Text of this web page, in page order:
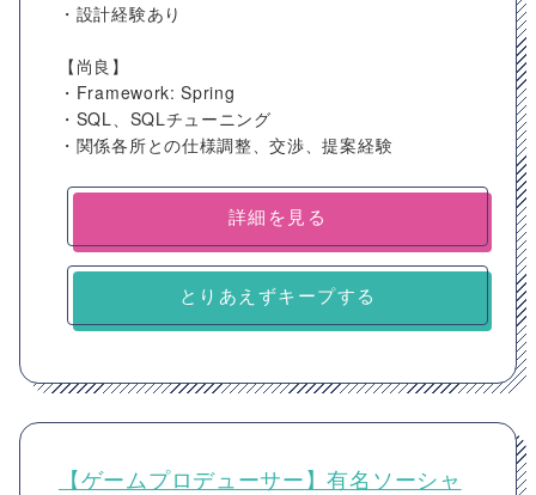
・設計経験あり
【尚良】
・Framework: Spring
・SQL、SQLチューニング
・関係各所との仕様調整、交渉、提案経験
詳細を見る
とりあえずキープする
【ゲームプロデューサー】有名ソーシャ